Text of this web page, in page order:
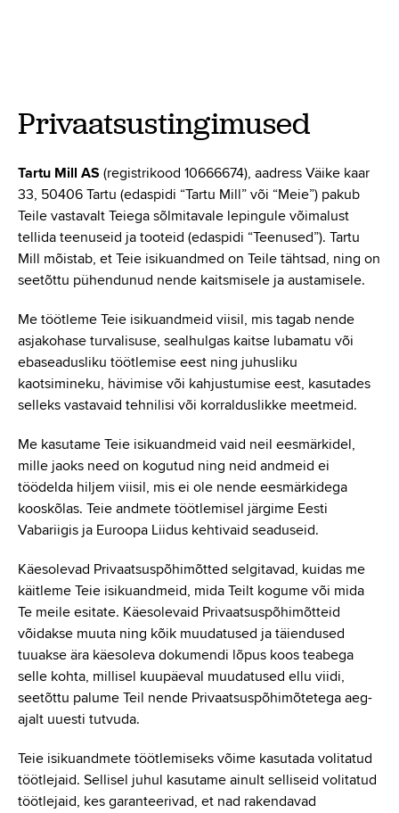
Vilja kokkuost
Meist
Kontakt
Põllumehe Portaal
Facebook
Youtube
Linkedin
Privaatsustingimused
Tartu Mill AS (registrikood 10666674), aadress Väike kaar
33, 50406 Tartu (edaspidi “Tartu Mill” või “Meie”) pakub
Teile vastavalt Teiega sõlmitavale lepingule võimalust
tellida teenuseid ja tooteid (edaspidi “Teenused”). Tartu
Mill mõistab, et Teie isikuandmed on Teile tähtsad, ning on
seetõttu pühendunud nende kaitsmisele ja austamisele.
Me töötleme Teie isikuandmeid viisil, mis tagab nende
asjakohase turvalisuse, sealhulgas kaitse lubamatu või
ebaseadusliku töötlemise eest ning juhusliku
kaotsimineku, hävimise või kahjustumise eest, kasutades
selleks vastavaid tehnilisi või korralduslikke meetmeid.
Me kasutame Teie isikuandmeid vaid neil eesmärkidel,
mille jaoks need on kogutud ning neid andmeid ei
töödelda hiljem viisil, mis ei ole nende eesmärkidega
kooskõlas. Teie andmete töötlemisel järgime Eesti
Vabariigis ja Euroopa Liidus kehtivaid seaduseid.
Käesolevad Privaatsuspõhimõtted selgitavad, kuidas me
käitleme Teie isikuandmeid, mida Teilt kogume või mida
Te meile esitate. Käesolevaid Privaatsuspõhimõtteid
võidakse muuta ning kõik muudatused ja täiendused
tuuakse ära käesoleva dokumendi lõpus koos teabega
selle kohta, millisel kuupäeval muudatused ellu viidi,
seetõttu palume Teil nende Privaatsuspõhimõtetega aeg-
ajalt uuesti tutvuda.
Teie isikuandmete töötlemiseks võime kasutada volitatud
töötlejaid. Sellisel juhul kasutame ainult selliseid volitatud
töötlejaid, kes garanteerivad, et nad rakendavad